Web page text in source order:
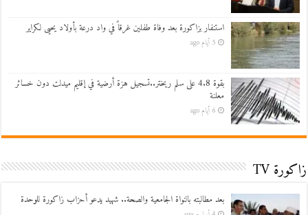
استنفار بزاكورة بعد وفاة طفلين غرقاً في واد درعة بأولاد يحيى لكراير
5 أيام ago
بقوة 4.8 على سلم ريختر..تسجيل هزة أرضية في إقليم ميدلت دون خسائر
معلنة
6 أيام ago
زاكورة TV
بعد مطالبته بالنواة الجامعية والصحة.. شهيد يدعو أحزاب زاكورة للوحدة